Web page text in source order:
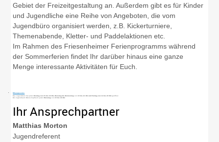
Gebiet der Freizeitgestaltung an. Außerdem gibt es für Kinder
und Jugendliche eine Reihe von Angeboten, die vom
Jugendbüro organisiert werden, z.B. Kickerturniere,
Themenabende, Kletter- und Paddelaktionen etc.
Im Rahmen des Friesenheimer Ferienprogramms während
der Sommerferien findet Ihr darüber hinaus eine ganze
Menge interessante Aktivitäten für Euch.
Öffnungszeiten
Das Jugendbüro hat jedenMontag von 15 bis 18 Uhr, Dienstag bis Donnerstagvon15 bis 21 Uhr und Freitag von 14 bis 20 Uhr geöffnet
Der Jugendraum Oberschopfheim jedenDienstag von15 bis 19 Uhr
Ihr Ansprechpartner
Matthias Morton
Jugendreferent